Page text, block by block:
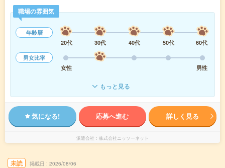
職場の雰囲気
年齢層
20代
30代 40代 50代
60代
男女比率
女性
男性
もっと見る
気になる! 応募へ進む 詳しく見る
派遣会社 株式会社ニッソーネット
未読 掲載日 2026/08/06